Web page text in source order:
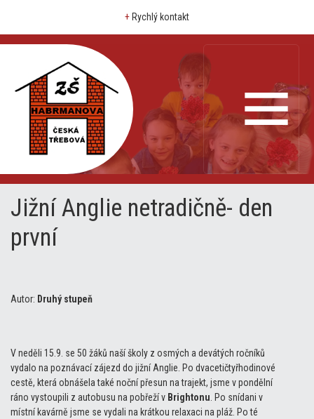
+ Rychlý kontakt
Jižní Anglie netradičně- den
první
Autor: Druhý stupeň
V neděli 15.9. se 50 žáků naší školy z osmých a devátých ročníků
vydalo na poznávací zájezd do jižní Anglie. Po dvacetičtyřhodinové
cestě, která obnášela také noční přesun na trajekt, jsme v pondělní
ráno vystoupili z autobusu na pobřeží v Brightonu . Po snídani v
místní kavárně jsme se vydali na krátkou relaxaci na pláž. Po té